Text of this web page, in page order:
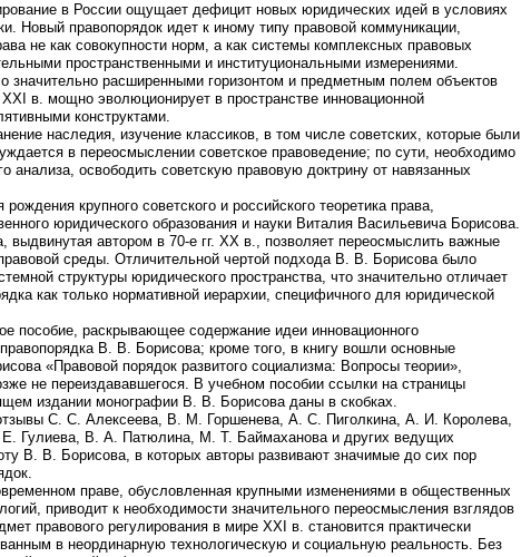
в России ощущает дефицит новых юридических идей в условиях
Новый правопорядок идет к иному типу правовой коммуникации,
не как совокупности норм, а как системы комплексных правовых
пространственными и институциональными измерениями.
значительно расширенными горизонтом и предметным полем объектов
ХХI в. мощно эволюционирует в пространстве инновационной
конструктами.
наследия, изучение классиков, в том числе советских, которые были
в переосмыслении советское правоведение; по сути, необходимо
анализа, освободить советскую правовую доктрину от навязанных
крупного советского и российского теоретика права,
юридического образования и науки Виталия Васильевича Борисова.
выдвинутая автором в 70‑е гг. ХХ в., позволяет переосмыслить важные
среды. Отличительной чертой подхода В. В. Борисова было
структуры юридического пространства, что значительно отличает
как только нормативной иерархии, специфичного для юридической
пособие, раскрывающее содержание идеи инновационного
В. В. Борисова; кроме того, в книгу вошли основные
«Правовой порядок развитого социализма: Вопросы теории»,
не переиздававшегося. В учебном пособии ссылки на страницы
издании монографии В. В. Борисова даны в скобках.
С. С. Алексеева, В. М. Горшенева, А. С. Пиголкина, А. И. Королева,
Гулиева, В. А. Патюлина, М. Т. Баймаханова и других ведущих
В. В. Борисова, в которых авторы развивают значимые до сих пор
праве, обусловленная крупными изменениями в общественных
приводит к необходимости значительного переосмысления взглядов
правового регулирования в мире ХХI в. становится практически
в неординарную технологическую и социальную реальность. Без